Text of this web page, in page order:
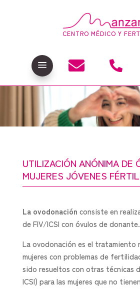
CENTRO MÉDICO Y
a  
UTILIZACIÓN ANÓNIMA DE
MUJERES JÓVENES
La ovodonación consiste en
de FIV/ICSI con óvulos de donante.
La ovodonación es el tratamiento
mujeres con problemas de
sido resueltos con otras técnicas
ICSI) para las mujeres que no